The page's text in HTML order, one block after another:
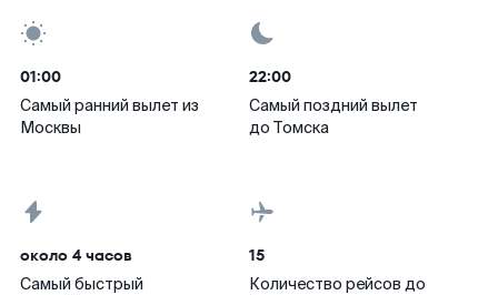
01:00
Самый ранний вылет из
Москвы
22:00
Самый поздний вылет
до Томска
около 4 часов
Самый быстрый
15
Количество рейсов до